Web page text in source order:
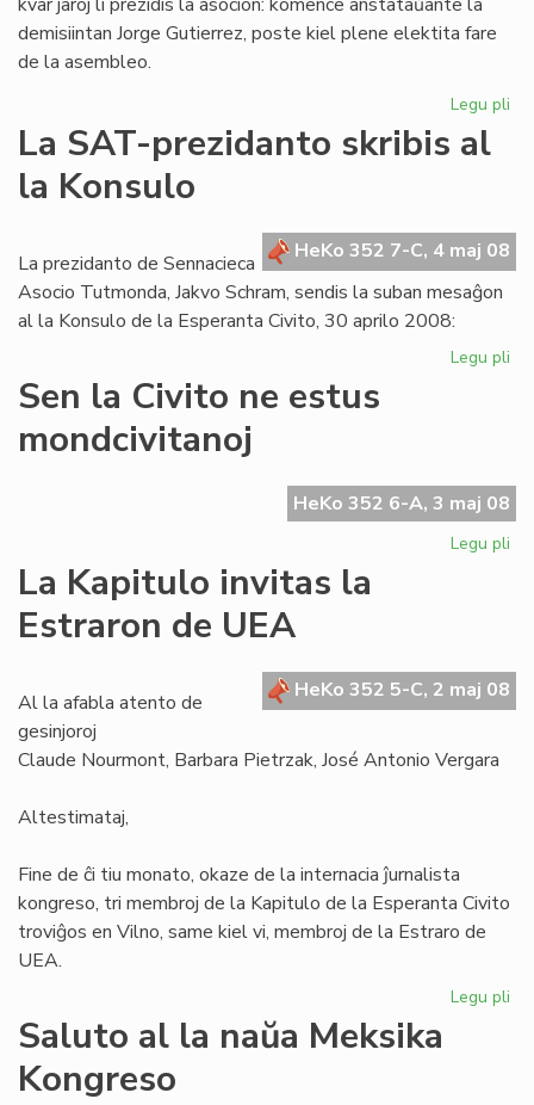
demisiintan Jorge Gutierrez, poste kiel plene elektita fare
de la asembleo.
Legu pli
La SAT-prezidanto skribis al
la Konsulo
HeKo 352 7-C, 4 maj 08
La prezidanto de Sennacieca
Asocio Tutmonda, Jakvo Schram, sendis la suban mesaĝon
al la Konsulo de la Esperanta Civito, 30 aprilo 2008:
Legu pli
al
Sen la Civito ne estus
mondcivitanoj
HeKo 352 6-A, 3 maj 08
Legu pli
La Kapitulo invitas la
Estraron de UEA
HeKo 352 5-C, 2 maj 08
Al la afabla atento de
gesinjoroj
Claude Nourmont, Barbara Pietrzak, José Antonio Vergara
Altestimataj,
Fine de ĉi tiu monato, okaze de la internacia ĵurnalista
kongreso, tri membroj de la Kapitulo de la Esperanta Civito
troviĝos en Vilno, same kiel vi, membroj de la Estraro de
UEA.
Legu pli
Saluto al la naŭa Meksika
Kongreso